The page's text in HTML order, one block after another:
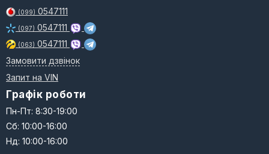
(099) 0547111
(097) 0547111
(063) 0547111
Замовити дзвінок
Запит на VIN
Графік роботи
Пн-Пт: 8:30-19:00
Сб: 10:00-16:00
Нд: 10:00-16:00